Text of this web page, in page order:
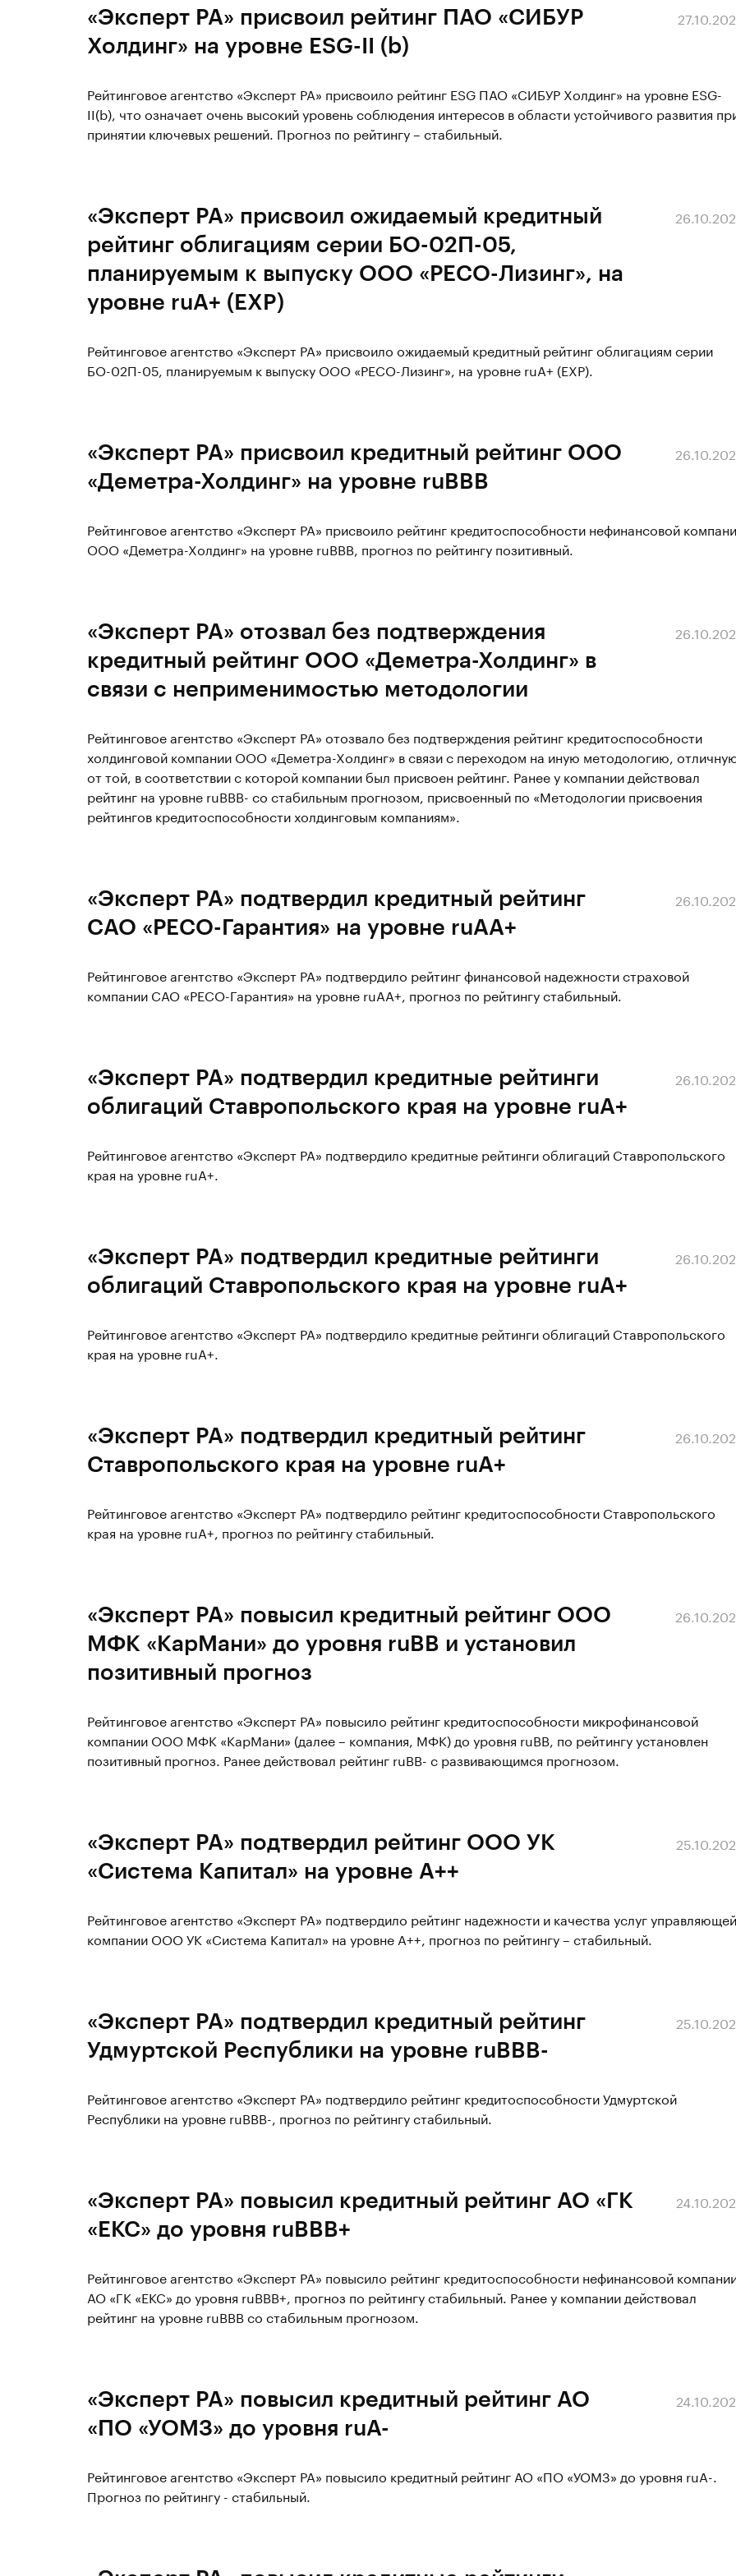
«Эксперт РА» присвоил рейтинг ПАО «СИБУР
Холдинг» на уровне ESG-II (b)
Рейтинговое агентство «Эксперт РА» присвоило рейтинг ESG ПАО «СИБУР Холдинг» на уровне ESG-
II(b), что означает очень высокий уровень соблюдения интересов в области устойчивого развития
принятии ключевых решений. Прогноз по рейтингу – стабильный.
«Эксперт РА» присвоил ожидаемый кредитный
рейтинг облигациям серии БО-02П-05,
планируемым к выпуску ООО «РЕСО-Лизинг», на
уровне ruА+ (EXP)
Рейтинговое агентство «Эксперт РА» присвоило ожидаемый кредитный рейтинг облигациям серии
БО-02П-05, планируемым к выпуску ООО «РЕСО-Лизинг», на уровне ruА+ (EXP).
«Эксперт РА» присвоил кредитный рейтинг ООО
«Деметра-Холдинг» на уровне ruBBB
Рейтинговое агентство «Эксперт РА» присвоило рейтинг кредитоспособности нефинансовой
ООО «Деметра-Холдинг» на уровне ruBBB, прогноз по рейтингу позитивный.
«Эксперт РА» отозвал без подтверждения
кредитный рейтинг ООО «Деметра-Холдинг» в
связи с неприменимостью методологии
Рейтинговое агентство «Эксперт РА» отозвало без подтверждения рейтинг кредитоспособности
холдинговой компании ООО «Деметра-Холдинг» в связи с переходом на иную методологию,
от той, в соответствии с которой компании был присвоен рейтинг. Ранее у компании действовал
рейтинг на уровне ruВВВ- со стабильным прогнозом, присвоенный по «Методологии присвоения
рейтингов кредитоспособности холдинговым компаниям».
«Эксперт РА» подтвердил кредитный рейтинг
САО «РЕСО-Гарантия» на уровне ruAA+
Рейтинговое агентство «Эксперт РА» подтвердило рейтинг финансовой надежности страховой
компании САО «РЕСО-Гарантия» на уровне ruAA+, прогноз по рейтингу стабильный.
«Эксперт РА» подтвердил кредитные рейтинги
облигаций Ставропольского края на уровне ruA+
Рейтинговое агентство «Эксперт РА» подтвердило кредитные рейтинги облигаций Ставропольского
края на уровне ruA+.
«Эксперт РА» подтвердил кредитные рейтинги
облигаций Ставропольского края на уровне ruA+
Рейтинговое агентство «Эксперт РА» подтвердило кредитные рейтинги облигаций Ставропольского
края на уровне ruA+.
«Эксперт РА» подтвердил кредитный рейтинг
Ставропольского края на уровне ruА+
Рейтинговое агентство «Эксперт РА» подтвердило рейтинг кредитоспособности Ставропольского
края на уровне ruА+, прогноз по рейтингу стабильный.
«Эксперт РА» повысил кредитный рейтинг ООО
МФК «КарМани» до уровня ruBB и установил
позитивный прогноз
Рейтинговое агентство «Эксперт РА» повысило рейтинг кредитоспособности микрофинансовой
компании ООО МФК «КарМани» (далее – компания, МФК) до уровня ruBB, по рейтингу установлен
позитивный прогноз. Ранее действовал рейтинг ruBB- с развивающимся прогнозом.
«Эксперт РА» подтвердил рейтинг ООО УК
«Система Капитал» на уровне А++
Рейтинговое агентство «Эксперт РА» подтвердило рейтинг надежности и качества услуг управляющей
компании ООО УК «Система Капитал» на уровне А++, прогноз по рейтингу – стабильный.
«Эксперт РА» подтвердил кредитный рейтинг
Удмуртской Республики на уровне ruBBB-
Рейтинговое агентство «Эксперт РА» подтвердило рейтинг кредитоспособности Удмуртской
Республики на уровне ruBBB-, прогноз по рейтингу стабильный.
«Эксперт РА» повысил кредитный рейтинг АО «ГК
«ЕКС» до уровня ruBBB+
Рейтинговое агентство «Эксперт РА» повысило рейтинг кредитоспособности нефинансовой
АО «ГК «ЕКС» до уровня ruBBB+, прогноз по рейтингу стабильный. Ранее у компании действовал
рейтинг на уровне ruBBB со стабильным прогнозом.
«Эксперт РА» повысил кредитный рейтинг АО
«ПО «УОМЗ» до уровня ruА-
Рейтинговое агентство «Эксперт РА» повысило кредитный рейтинг АО «ПО «УОМЗ» до уровня ruА-.
Прогноз по рейтингу - стабильный.